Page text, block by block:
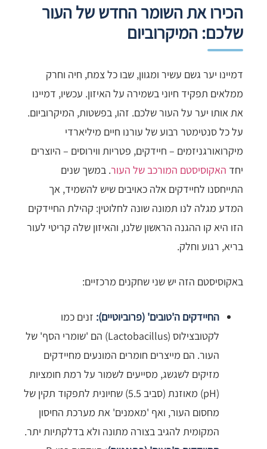
הכירו את השומר החדש של העור
שלכם: המיקרוביום
דמיינו יער גשם עשיר ומגוון, שבו כל צמח, חיה וחרק
ממלאים תפקיד חיוני בשמירה על האיזון. עכשיו, דמיינו
את אותו יער על העור שלכם. זהו, בפשטות, המיקרוביום.
על כל סנטימטר רבוע של עורנו חיים מיליארדי
מיקרואורגניזמים – חיידקים, פטריות ווירוסים – היוצרים
יחד האקוסיסטם המורכב של העור. במשך שנים
התייחסנו לחיידקים אלה כאויבים שיש להשמיד, אך
המדע מגלה לנו תמונה שונה לחלוטין: קהילת החיידקים
הזו היא קו ההגנה הראשון שלנו, והאיזון שלה קריטי לעור
בריא, רגוע וחלק.
באקוסיסטם הזה יש שני שחקנים מרכזיים:
החיידקים ה'טובים' (פרוביוטיים): זנים כמו
לקטובצילוס (Lactobacillus) הם 'שומרי הסף' של
העור. הם מייצרים חומרים המונעים מחיידקים
מזיקים לשגשג, מסייעים לשמור על רמת חומציות
(pH) מאוזנת (סביב 5.5) שחיונית לתפקוד תקין של
מחסום העור, ואף 'מאמנים' את מערכת החיסון
המקומית להגיב בצורה מתונה ולא בדלקתיות יתר.